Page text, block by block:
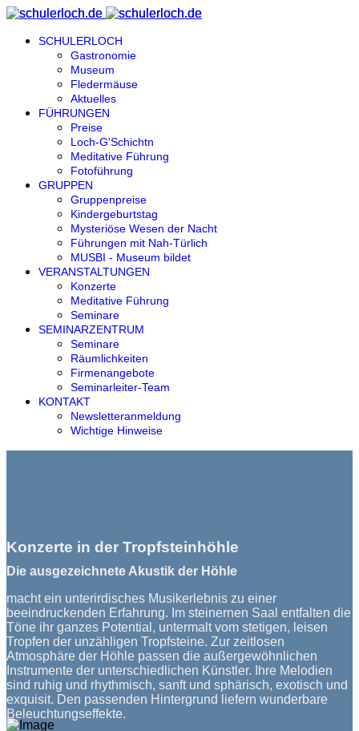
SCHULERLOCH
Gastronomie
Museum
Fledermäuse
Aktuelles
FÜHRUNGEN
Preise
Loch-G'Schichtn
Meditative Führung
Fotoführung
GRUPPEN
Gruppenpreise
Kindergeburtstag
Mysteriöse Wesen der Nacht
Führungen mit Nah-Türlich
MUSBI - Museum bildet
VERANSTALTUNGEN
Konzerte
Meditative Führung
Seminare
SEMINARZENTRUM
Seminare
Räumlichkeiten
Firmenangebote
Seminarleiter-Team
KONTAKT
Newsletteranmeldung
Wichtige Hinweise
Konzerte in der Tropfsteinhöhle
Die ausgezeichnete Akustik der Höhle
macht ein unterirdisches Musikerlebnis zu einer
beeindruckenden Erfahrung. Im steinernen Saal entfalten die
Töne ihr ganzes Potential, untermalt vom stetigen, leisen
Tropfen der unzähligen Tropfsteine. Zur zeitlosen
Atmosphäre der Höhle passen die außergewöhnlichen
Instrumente der unterschiedlichen Künstler. Ihre Melodien
sind ruhig und rhythmisch, sanft und sphärisch, exotisch und
exquisit. Den passenden Hintergrund liefern wunderbare
Beleuchtungseffekte.